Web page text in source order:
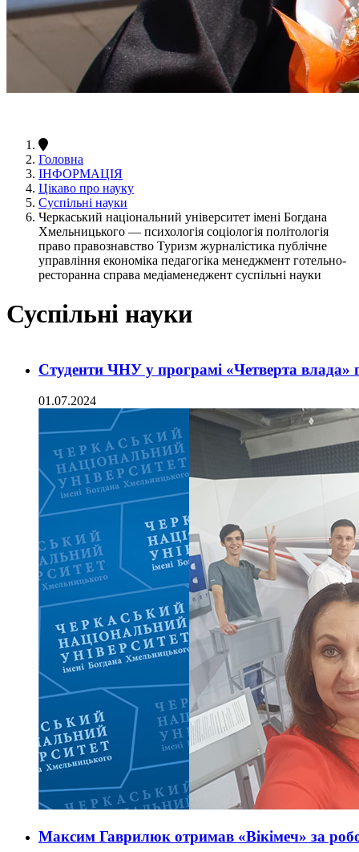
Головна
ІНФОРМАЦІЯ
Цікаво про науку
Суспільні науки
Черкаський національний університет імені Богдана
Хмельницького — психологія соціологія політологія
право правознавство Туризм журналістика публічне
управління економіка педагогіка менеджмент готельно-
ресторанна справа медіаменеджент суспільні науки
Суспільні науки
Студенти ЧНУ у програмі «Четверта
01.07.2024
Максим Гаврилюк отримав «Вікімеч» за